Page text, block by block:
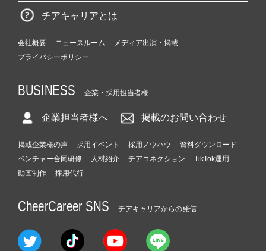
チアキャリアとは
会社概要 ニュースルーム
メディア出演・掲載
プライバシーポリシー
BUSINESS 企業・採用担当者様
企業担当者様へ 掲載のお問い合わせ
掲載企業様の声 採用イベント 採用ノウハウ
資料ダウンロード
ベンチャー合同研修
人材紹介 チアコネクション
TikTok運用
動画制作
採用代行
CheerCareer SNS チアキャリアからの発信